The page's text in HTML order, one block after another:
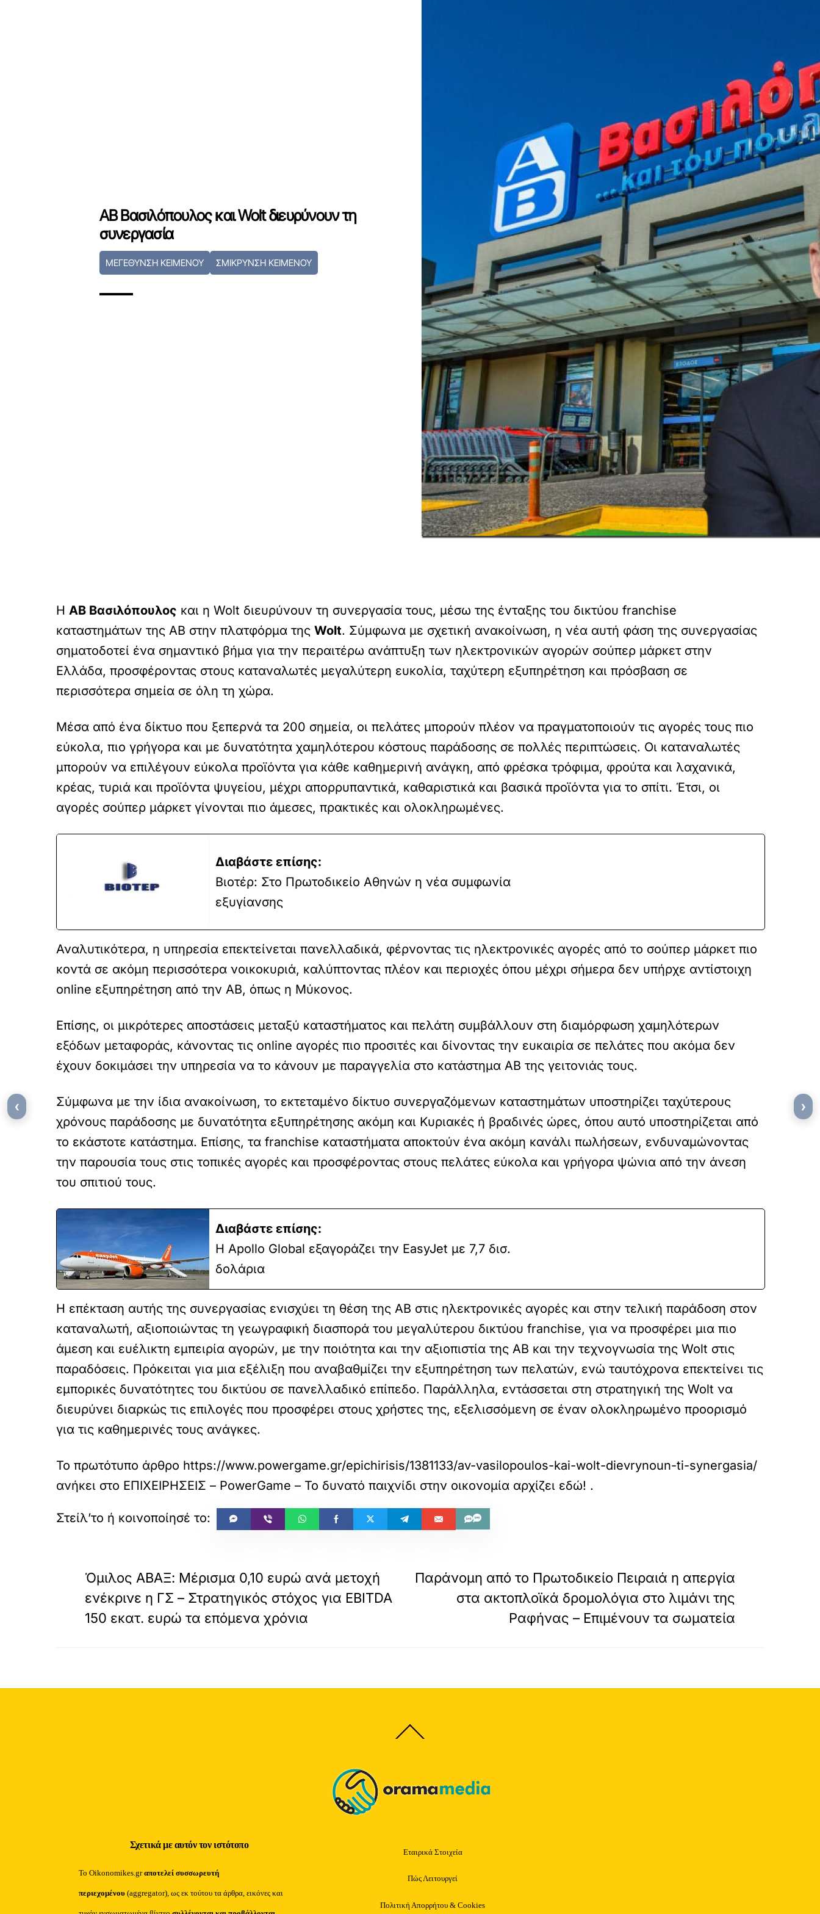
ΑΒ Βασιλόπουλος και Wolt διευρύνουν τη
συνεργασία
ΜΕΓΕΘΥΝΣΗ ΚΕΙΜΕΝΟΥ ΣΜΙΚΡΥΝΣΗ ΚΕΙΜΕΝΟΥ
Η ΑΒ Βασιλόπουλος και η Wolt διευρύνουν τη συνεργασία τους, μέσω της ένταξης του δικτύου franchise
καταστημάτων της ΑΒ στην πλατφόρμα της Wolt. Σύμφωνα με σχετική ανακοίνωση, η νέα αυτή φάση της συνεργασίας
σηματοδοτεί ένα σημαντικό βήμα για την περαιτέρω ανάπτυξη των ηλεκτρονικών αγορών σούπερ μάρκετ στην
Ελλάδα, προσφέροντας στους καταναλωτές μεγαλύτερη ευκολία, ταχύτερη εξυπηρέτηση και πρόσβαση σε
περισσότερα σημεία σε όλη τη χώρα.
Μέσα από ένα δίκτυο που ξεπερνά τα 200 σημεία, οι πελάτες μπορούν πλέον να πραγματοποιούν τις αγορές τους πιο
εύκολα, πιο γρήγορα και με δυνατότητα χαμηλότερου κόστους παράδοσης σε πολλές περιπτώσεις. Οι καταναλωτές
μπορούν να επιλέγουν εύκολα προϊόντα για κάθε καθημερινή ανάγκη, από φρέσκα τρόφιμα, φρούτα και λαχανικά,
κρέας, τυριά και προϊόντα ψυγείου, μέχρι απορρυπαντικά, καθαριστικά και βασικά προϊόντα για το σπίτι. Έτσι, οι
αγορές σούπερ μάρκετ γίνονται πιο άμεσες, πρακτικές και ολοκληρωμένες.
Διαβάστε επίσης:
Βιοτέρ: Στο Πρωτοδικείο Αθηνών η νέα συμφωνία
εξυγίανσης
Αναλυτικότερα, η υπηρεσία επεκτείνεται πανελλαδικά, φέρνοντας τις ηλεκτρονικές αγορές από το σούπερ μάρκετ πιο
κοντά σε ακόμη περισσότερα νοικοκυριά, καλύπτοντας πλέον και περιοχές όπου μέχρι σήμερα δεν υπήρχε αντίστοιχη
online εξυπηρέτηση από την AB, όπως η Μύκονος.
Επίσης, οι μικρότερες αποστάσεις μεταξύ καταστήματος και πελάτη συμβάλλουν στη διαμόρφωση χαμηλότερων
εξόδων μεταφοράς, κάνοντας τις online αγορές πιο προσιτές και δίνοντας την ευκαιρία σε πελάτες που ακόμα δεν
έχουν δοκιμάσει την υπηρεσία να το κάνουν με παραγγελία στο κατάστημα ΑΒ της γειτονιάς τους.
Σύμφωνα με την ίδια ανακοίνωση, το εκτεταμένο δίκτυο συνεργαζόμενων καταστημάτων υποστηρίζει ταχύτερους
χρόνους παράδοσης με δυνατότητα εξυπηρέτησης ακόμη και Κυριακές ή βραδινές ώρες, όπου αυτό υποστηρίζεται από
το εκάστοτε κατάστημα. Επίσης, τα franchise καταστήματα αποκτούν ένα ακόμη κανάλι πωλήσεων, ενδυναμώνοντας
την παρουσία τους στις τοπικές αγορές και προσφέροντας στους πελάτες εύκολα και γρήγορα ψώνια από την άνεση
του σπιτιού τους.
Διαβάστε επίσης:
Η Apollo Global εξαγοράζει την EasyJet με 7,7 δισ.
δολάρια
Η επέκταση αυτής της συνεργασίας ενισχύει τη θέση της ΑΒ στις ηλεκτρονικές αγορές και στην τελική παράδοση στον
καταναλωτή, αξιοποιώντας τη γεωγραφική διασπορά του μεγαλύτερου δικτύου franchise, για να προσφέρει μια πιο
άμεση και ευέλικτη εμπειρία αγορών, με την ποιότητα και την αξιοπιστία της ΑΒ και την τεχνογνωσία της Wolt στις
παραδόσεις. Πρόκειται για μια εξέλιξη που αναβαθμίζει την εξυπηρέτηση των πελατών, ενώ ταυτόχρονα επεκτείνει τις
εμπορικές δυνατότητες του δικτύου σε πανελλαδικό επίπεδο. Παράλληλα, εντάσσεται στη στρατηγική της Wolt να
διευρύνει διαρκώς τις επιλογές που προσφέρει στους χρήστες της, εξελισσόμενη σε έναν ολοκληρωμένο προορισμό
για τις καθημερινές τους ανάγκες.
Το πρωτότυπο άρθρο https://www.powergame.gr/epichirisis/1381133/av-vasilopoulos-kai-wolt-dievrynoun-ti-synergasia/
ανήκει στο ΕΠΙΧΕΙΡΗΣΕΙΣ – PowerGame – Το δυνατό παιχνίδι στην οικονομία αρχίζει εδώ! .
Όμιλος ΑΒΑΞ: Μέρισμα 0,10 ευρώ ανά μετοχή
ενέκρινε η ΓΣ – Στρατηγικός στόχος για EBITDA
150 εκατ. ευρώ τα επόμενα χρόνια
Παράνομη από το Πρωτοδικείο Πειραιά η απεργία
στα ακτοπλοϊκά δρομολόγια στο λιμάνι της
Ραφήνας – Επιμένουν τα σωματεία
Back
To
Σχετικά με αυτόν τον ιστότοπο
Το Oikonomikes.grαποτελεί συσσωρευτή
περιεχομένου (aggregator), ως εκ τούτου τα άρθρα, εικόνες και
Εταιρικά Στοιχεία
Πώς Λειτουργεί
Πολιτική Απορρήτου & Cookies
‹ ›